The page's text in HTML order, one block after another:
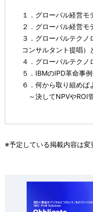
１．グローバル経営
２．グローバル経営モ
３．グローバルテク
コンサルタント提唱）
４．グローバルテクノ
５．IBMのIPD革命事例
６．何から取り組めば
～決してNPVやROI
※予定している掲載内容は変